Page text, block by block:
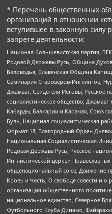
* Перечень общественных
организаций в отношении
вступившее в законную силу
запрете деятельности:
Национал-большевистская партия,
Родовой Державы Русь, Община
Беловодья, Славянская Община
Семинария Староверов-Инглингов,
Джамаат, Свидетели Иеговы, Русское
социалистическое общество,
Кабарды, Балкарии и Карачая, Союз
Буль, Национал-социалистическая
Формат-18, Благородный Орден
Национальная Социалистическая
Родовая Держава Русь, Русское
Инглистической церкви
общенациональный союз, Движение
Кровь и Честь, О свободе совести и
организация общественного
национальное единство, Северное
Футбольного Клуба Динамо,